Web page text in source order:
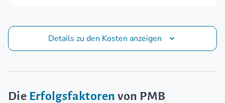
Details zu den Kosten anzeigen
Die Erfolgsfaktoren von PMB